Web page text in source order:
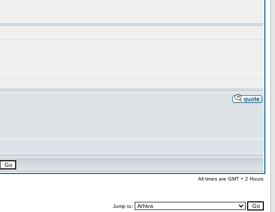
All times are GMT + 2 Hours
Jump to: